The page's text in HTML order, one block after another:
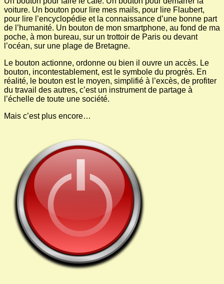
voiture. Un bouton pour lire mes mails, pour lire Flaubert,
pour lire l’encyclopédie et la connaissance d’une bonne part
de l’humanité. Un bouton de mon smartphone, au fond de ma
poche, à mon bureau, sur un trottoir de Paris ou devant
l’océan, sur une plage de Bretagne.
Le bouton actionne, ordonne ou bien il ouvre un accès. Le
bouton, incontestablement, est le symbole du progrès. En
réalité, le bouton est le moyen, simplifié à l’excès, de profiter
du travail des autres, c’est un instrument de partage à
l’échelle de toute une société.
Mais c’est plus encore…